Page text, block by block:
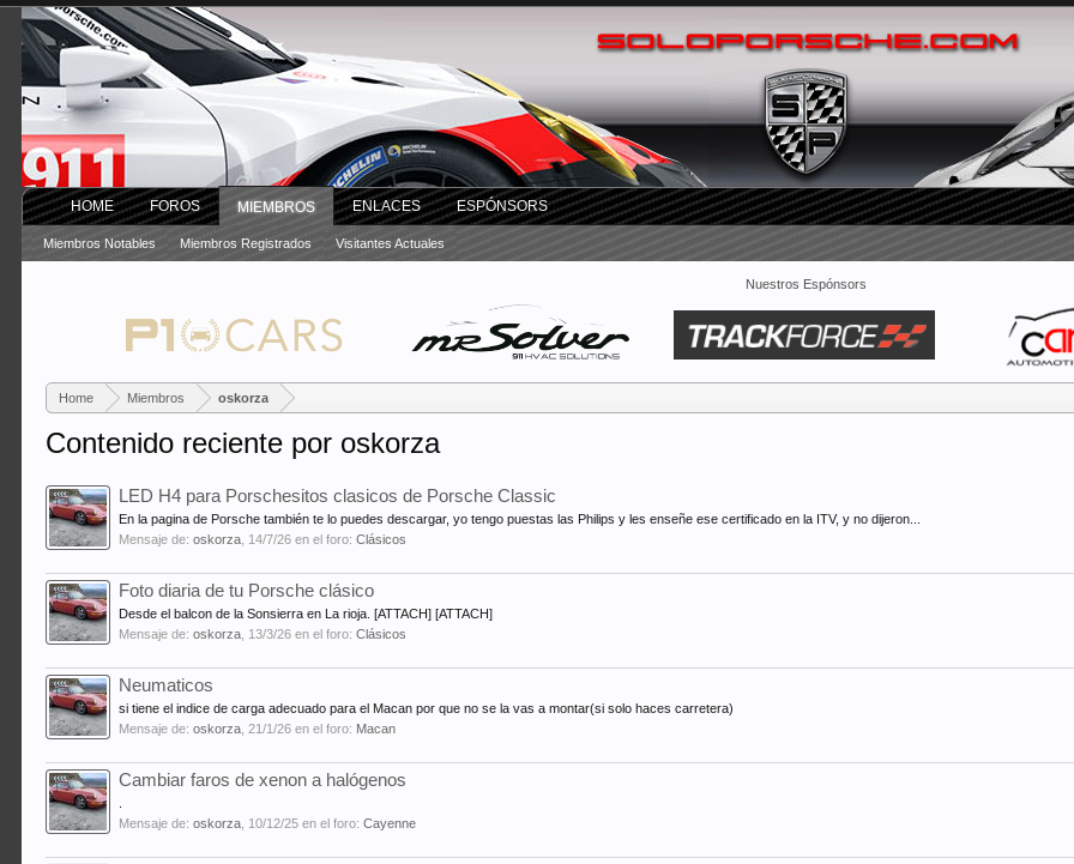
Nuestros Espónsors
Home Miembros oskorza
Contenido reciente por oskorza
LED H4 para Porschesitos clasicos de Porsche Classic
En la pagina de Porsche también te lo puedes descargar, yo tengo puestas las Philips y les enseñe ese certificado en la ITV, y no dijeron...
Mensaje de:oskorza 14/7/26 en el foro:Clásicos
Foto diaria de tu Porsche clásico
Desde el balcon de la Sonsierra en La rioja. [ATTACH] [ATTACH]
Mensaje de:oskorza 13/3/26 en el foro:Clásicos
Neumaticos
si tiene el indice de carga adecuado para el Macan por que no se la vas a montar(si solo haces carretera)
Mensaje de:oskorza ,21/1/26 en el foro: Macan
Cambiar faros de xenon a halógenos
Mensaje de:oskorza 10/12/25 en el foro:Cayenne
HOME FOROS MIEMBROS
Miembros Notables Miembros Registrados Visitantes Actuales
ENLACES ESPÓNSORS